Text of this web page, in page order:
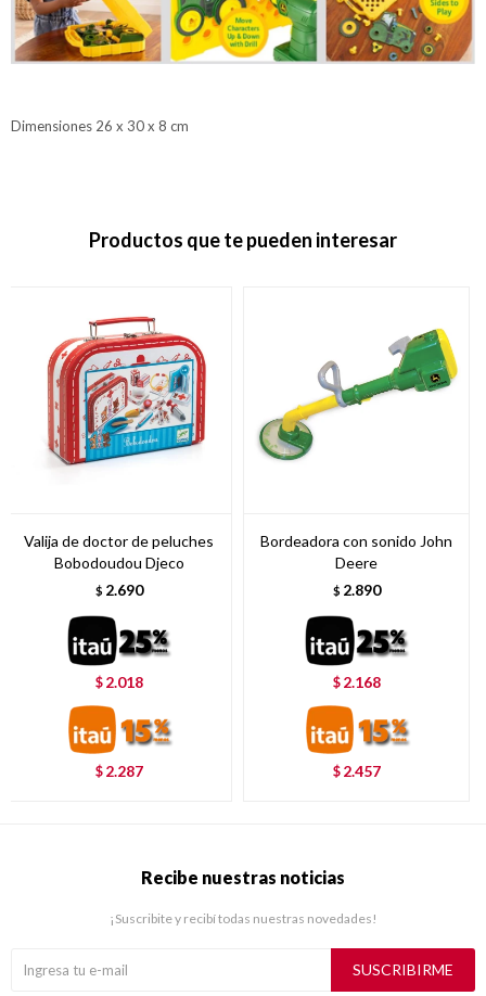
Dimensiones 26 x 30 x 8 cm
Productos que te pueden interesar
Valija de doctor de peluches
Bobodoudou Djeco
$ 2.690
$ 2.018
$ 2.287
Bordeadora con sonido John
Deere
$ 2.890
$ 2.168
$ 2.457
Recibe nuestras noticias
¡Suscribite y recibí todas nuestras novedades!
SUSCRIBIRME